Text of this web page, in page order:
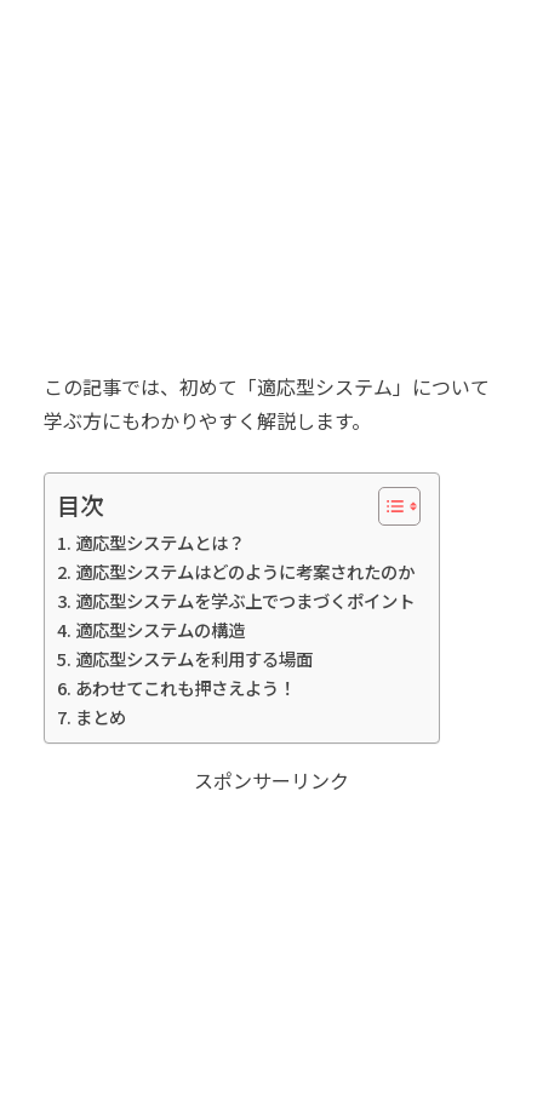
この記事では、初めて「適応型システム」について
学ぶ方にもわかりやすく解説します。
目次
適応型システムとは？
適応型システムはどのように考案されたのか
適応型システムを学ぶ上でつまづくポイント
適応型システムの構造
適応型システムを利用する場面
あわせてこれも押さえよう！
まとめ
スポンサーリンク